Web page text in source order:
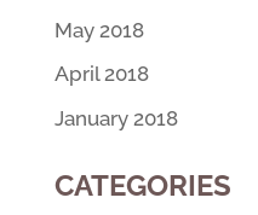
May 2018
April 2018
January 2018
CATEGORIES